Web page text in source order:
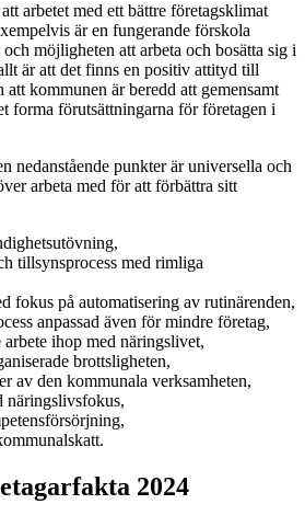
arbetet med ett bättre företagsklimat
är en fungerande förskola
möjligheten att arbeta och bosätta sig i
är att det finns en positiv attityd till
att kommunen är beredd att gemensamt
forma förutsättningarna för företagen i
nedanstående punkter är universella och
arbeta med för att förbättra sitt
tillsynsprocess med rimliga
fokus på automatisering av rutinärenden,
anpassad även för mindre företag,
ihop med näringslivet,
brottsligheten,
av den kommunala verksamheten,
näringslivsfokus,
2024